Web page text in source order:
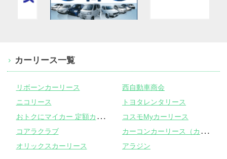
カーリース一覧
リボーンカーリース
西自動車商会
ニコリース
トヨタレンタリース
お
トクにマイカー 定額カルモくん
コスモMyカーリース
コアラクラブ
カ
ーコンカーリース（カーコンビニ倶楽部）
オリックスカーリース アラジン